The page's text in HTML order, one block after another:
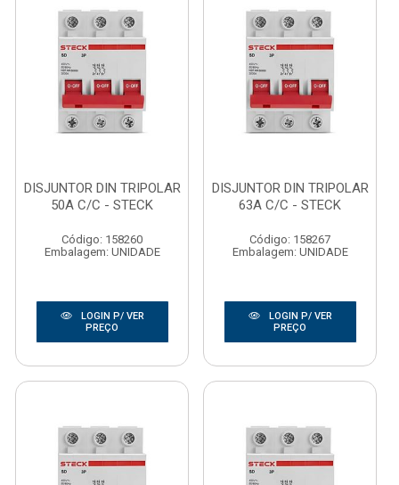
DISJUNTOR DIN TRIPOLAR
50A C/C - STECK
Código: 158260
Embalagem: UNIDADE
LOGIN P/ VER
PREÇO
DISJUNTOR DIN TRIPOLAR
63A C/C - STECK
Código: 158267
Embalagem: UNIDADE
LOGIN P/ VER
PREÇO